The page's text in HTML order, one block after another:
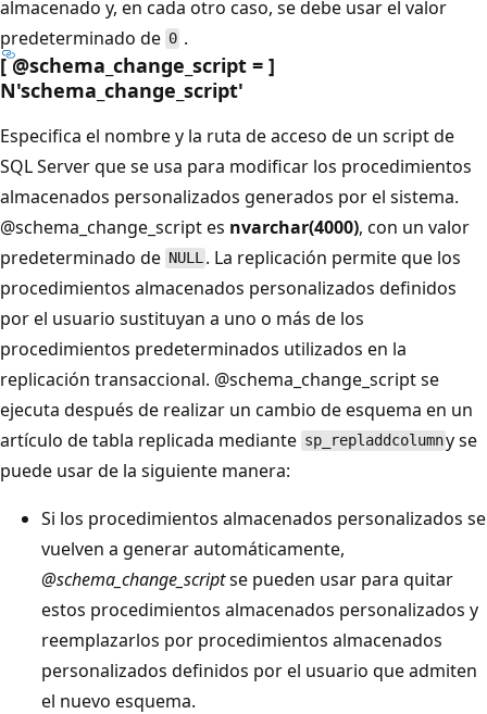
almacenado y, en cada otro caso, se debe usar el valor
predeterminado de 0 .
[ @schema_change_script = ]
N'schema_change_script'
Especifica el nombre y la ruta de acceso de un script de
SQL Server que se usa para modificar los procedimientos
almacenados personalizados generados por el sistema.
@schema_change_script es nvarchar(4000), con un valor
predeterminado de NULL . La replicación permite que los
procedimientos almacenados personalizados definidos
por el usuario sustituyan a uno o más de los
procedimientos predeterminados utilizados en la
replicación transaccional. @schema_change_script se
ejecuta después de realizar un cambio de esquema en un
artículo de tabla replicada mediante sp_repladdcolumny se
puede usar de la siguiente manera:
Si los procedimientos almacenados personalizados se
vuelven a generar automáticamente,
@schema_change_scriptse pueden usar para quitar
estos procedimientos almacenados personalizados y
reemplazarlos por procedimientos almacenados
personalizados definidos por el usuario que admiten
el nuevo esquema.